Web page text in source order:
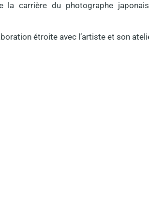
la carrière du photographe
étroite avec l’artiste et son